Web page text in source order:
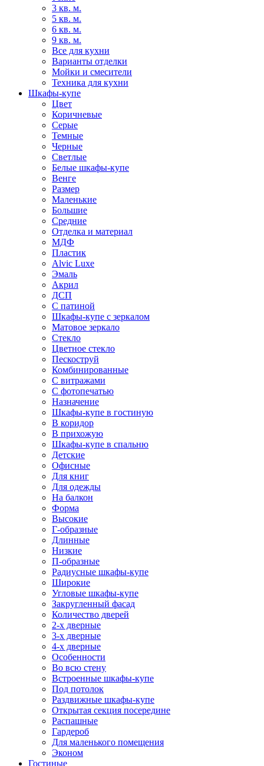
3 кв. м.
5 кв. м.
6 кв. м.
9 кв. м.
Все для кухни
Варианты отделки
Мойки и смесители
Техника для кухни
Шкафы-купе
Цвет
Коричневые
Серые
Темные
Черные
Светлые
Белые шкафы-купе
Венге
Размер
Маленькие
Большие
Средние
Отделка и материал
МДФ
Пластик
Alvic Luxe
Эмаль
Акрил
ДСП
С патиной
Шкафы-купе с зеркалом
Матовое зеркало
Стекло
Цветное стекло
Пескоструй
Комбинированные
С витражами
С фотопечатью
Назначение
Шкафы-купе в гостиную
В коридор
В прихожую
Шкафы-купе в спальню
Детские
Офисные
Для книг
Для одежды
На балкон
Форма
Высокие
Г-образные
Длинные
Низкие
П-образные
Радиусные шкафы-купе
Широкие
Угловые шкафы-купе
Закругленный фасад
Количество дверей
2-х дверные
3-х дверные
4-х дверные
Особенности
Во всю стену
Встроенные шкафы-купе
Под потолок
Раздвижные шкафы-купе
Открытая секция посередине
Распашные
Гардероб
Для маленького помещения
Эконом
Гостиные